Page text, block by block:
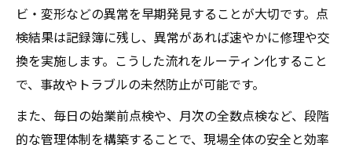
ビ・変形などの異常を早期発見することが大切です。点
検結果は記録簿に残し、異常があれば速やかに修理や交
換を実施します。こうした流れをルーティン化すること
で、事故やトラブルの未然防止が可能です。
また、毎日の始業前点検や、月次の全数点検など、段階
的な管理体制を構築することで、現場全体の安全と効率